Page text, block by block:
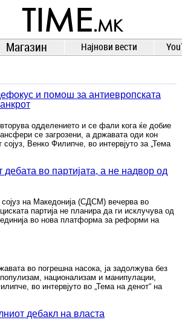
TIME.mk
ВЕСТИ
NEWS
Магазин Најнови вести
и помош за антиевропската
одделението и се фали кога ќе добие
се загрозени, а државата оди кон
Венко Филипче, во интервјуто за „Тема
во партијата, а не надвор од
на Македонија (СДСМ) вечерва во
партија не планира да ги исклучува од
во нова платформа за реформи на
во погрешна насока, ја задолжува без
национализам и манипулации,
во интервјуто во „Тема на денот“ на
дебакл на власта